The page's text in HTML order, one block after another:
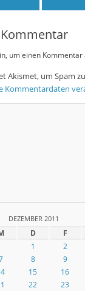
um einen Kommentar
Akismet, um Spam
Kommentardaten
DEZEMBER 2011
D F
1 2
8 9
15 16
22 23